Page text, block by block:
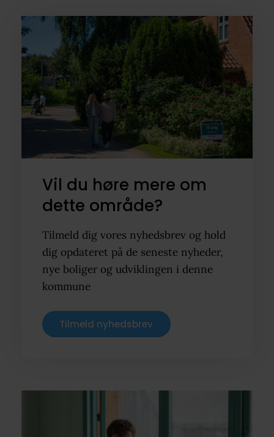
Vil du høre mere om
dette område?
Tilmeld dig vores nyhedsbrev og hold
dig opdateret på de seneste nyheder,
nye boliger og udviklingen i denne
kommune
Tilmeld nyhedsbrev